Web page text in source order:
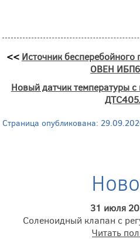
<< Источник
ОВЕН
Новый датчик температуры
Страница опубликована:
31 июля
Соленоидный клапан с
Читать